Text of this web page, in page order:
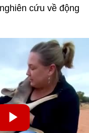
cứu về động